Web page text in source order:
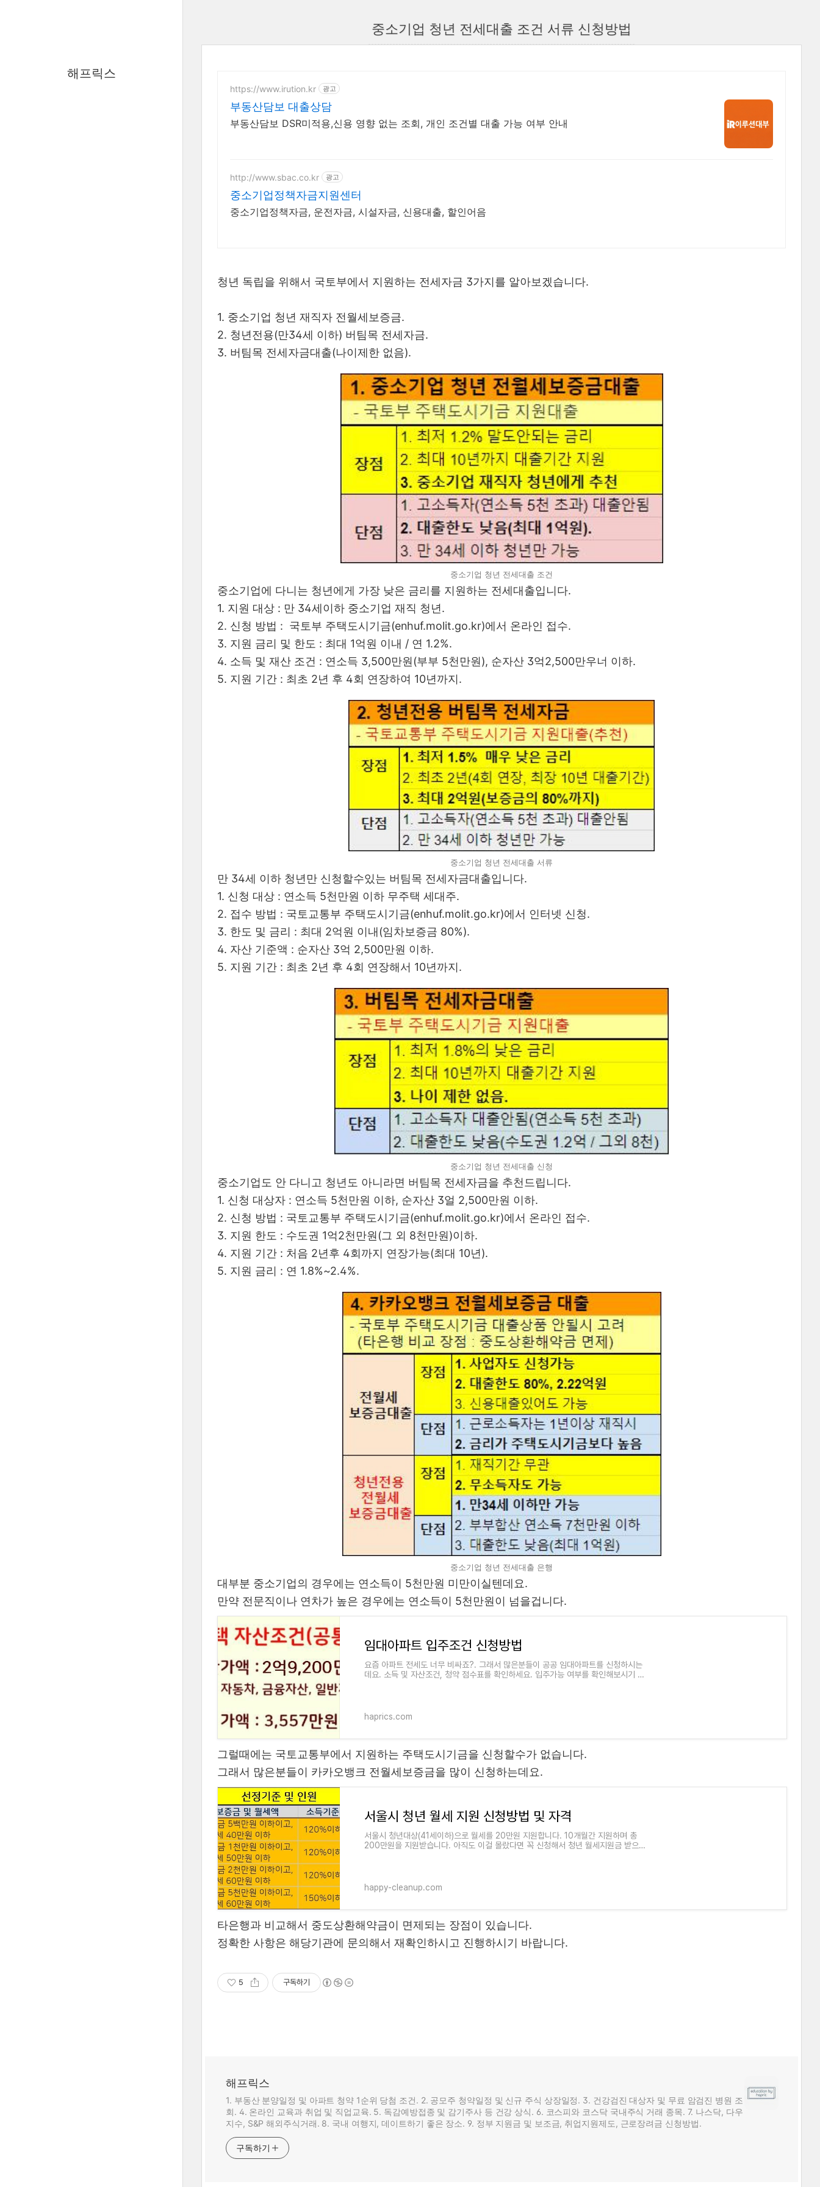
해프릭스
중소기업 청년 전세대출 조건 서류 신청방법
https://www.irution.kr 광고
부동산담보 대출상담
부동산담보 DSR미적용,신용 영향 없는 조회, 개인 조건별 대출 가능 여부 안내
http://www.sbac.co.kr 광고
중소기업정책자금지원센터
중소기업정책자금, 운전자금, 시설자금, 신용대출, 할인어음
청년 독립을 위해서 국토부에서 지원하는 전세자금 3가지를 알아보겠습니다.
1. 중소기업 청년 재직자 전월세보증금.
2. 청년전용(만34세 이하) 버팀목 전세자금.
3. 버팀목 전세자금대출(나이제한 없음).
중소기업 청년 전세대출 조건
중소기업에 다니는 청년에게 가장 낮은 금리를 지원하는 전세대출입니다.
1. 지원 대상 : 만 34세이하 중소기업 재직 청년.
2. 신청 방법 : 국토부 주택도시기금(enhuf.molit.go.kr)에서 온라인 접수.
3. 지원 금리 및 한도 : 최대 1억원 이내 / 연 1.2%.
4. 소득 및 재산 조건 : 연소득 3,500만원(부부 5천만원), 순자산 3억2,500만우너 이하.
5. 지원 기간 : 최초 2년 후 4회 연장하여 10년까지.
중소기업 청년 전세대출 서류
만 34세 이하 청년만 신청할수있는 버팀목 전세자금대출입니다.
1. 신청 대상 : 연소득 5천만원 이하 무주택 세대주.
2. 접수 방법 : 국토교통부 주택도시기금(enhuf.molit.go.kr)에서 인터넷 신청.
3. 한도 및 금리 : 최대 2억원 이내(임차보증금 80%).
4. 자산 기준액 : 순자산 3억 2,500만원 이하.
5. 지원 기간 : 최초 2년 후 4회 연장해서 10년까지.
중소기업 청년 전세대출 신청
중소기업도 안 다니고 청년도 아니라면 버팀목 전세자금을 추천드립니다.
1. 신청 대상자 : 연소득 5천만원 이하, 순자산 3얼 2,500만원 이하.
2. 신청 방법 : 국토교통부 주택도시기금(enhuf.molit.go.kr)에서 온라인 접수.
3. 지원 한도 : 수도권 1억2천만원(그 외 8천만원)이하.
4. 지원 기간 : 처음 2년후 4회까지 연장가능(최대 10년).
5. 지원 금리 : 연 1.8%~2.4%.
중소기업 청년 전세대출 은행
대부분 중소기업의 경우에는 연소득이 5천만원 미만이실텐데요.
만약 전문직이나 연차가 높은 경우에는 연소득이 5천만원이 넘을겁니다.
임대아파트 입주조건 신청방법
요즘 아파트 전세도 너무 비싸죠?. 그래서 많은분들이 공공 임대아파트를 신청하시는
데요. 소득 및 자산조건, 청약 점수표를 확인하세요. 입주가능 여부를 확인해보시기 바
haprics.com
그럴때에는 국토교통부에서 지원하는 주택도시기금을 신청할수가 없습니다.
그래서 많은분들이 카카오뱅크 전월세보증금을 많이 신청하는데요.
서울시 청년 월세 지원 신청방법 및 자격
서울시 청년대상(41세이하)으로 월세를 20만원 지원합니다. 10개월간 지원하며 총
200만원을 지원받습니다. 아직도 이걸 몰랐다면 꼭 신청해서 청년 월세지원금 받으세
happy-cleanup.com
타은행과 비교해서 중도상환해약금이 면제되는 장점이 있습니다.
정확한 사항은 해당기관에 문의해서 재확인하시고 진행하시기 바랍니다.
5 구독하기
해프릭스
1. 부동산 분양일정 및 아파트 청약 1순위 당첨 조건. 2. 공모주 청약일정 및 신규 주식 상장일정. 3. 건강검진 대상자 및 무료 암검진 병원 조
회. 4. 온라인 교육과 취업 및 직업교육. 5. 독감예방접종 및 감기주사 등 건강 상식. 6. 코스피와 코스닥 국내주식 거래 종목. 7. 나스닥, 다우
지수, S&P 해외주식거래. 8. 국내 여행지, 데이트하기 좋은 장소. 9. 정부 지원금 및 보조금, 취업지원제도, 근로장려금 신청방법.
구독하기